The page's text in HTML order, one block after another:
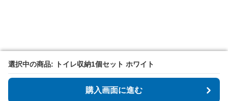
選択中の商品: トイレ収納1個セット ホワイト
購入画面に進む
選択中の商品: トイレ収納1個セット ホワイト
購入画面に進む